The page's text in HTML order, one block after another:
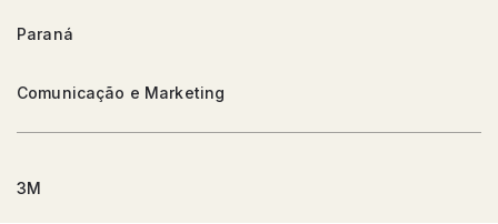
Paraná
Comunicação e Marketing
3M